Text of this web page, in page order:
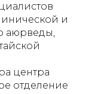
и
аюрведы,
центра
отделение